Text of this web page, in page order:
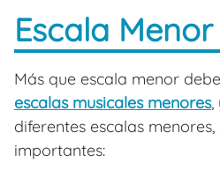
Escala Menor
Más que escala menor
escalas musicales menores,
diferentes escalas
importantes: